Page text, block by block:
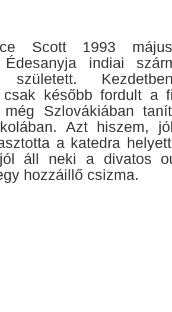
Scott 1993
Édesanyja indiai
született.
később fordult a
még Szlovákiában
Azt hiszem,
a katedra
áll neki a divatos
hozzáillő csizma.